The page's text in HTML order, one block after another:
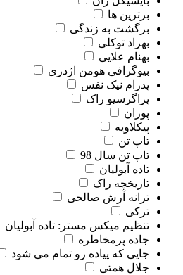
برترین ها
برگشت به زندگی
بهراد توکلی
بهنام علایی
بیوگرافی هومن اژدری
پدرام نیک نفس
پراگرسیو راک
پوران
پیکلاویه
تاپ تن
تاپ تن سال 98
تاده آبولیان
تاریخچه راک
ترانه آرش صالحی
ترکی
تنظیم میکس مستر: تاده آبولیان
جاده پرمخاطره
جایی که پیاده رو تمام می شود
جلال همتی